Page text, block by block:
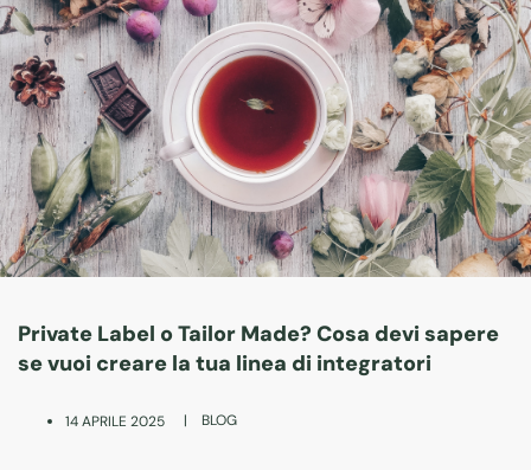
Private Label o Tailor Made? Cosa devi sapere
se vuoi creare la tua linea di integratori
14 APRILE 2025 | BLOG